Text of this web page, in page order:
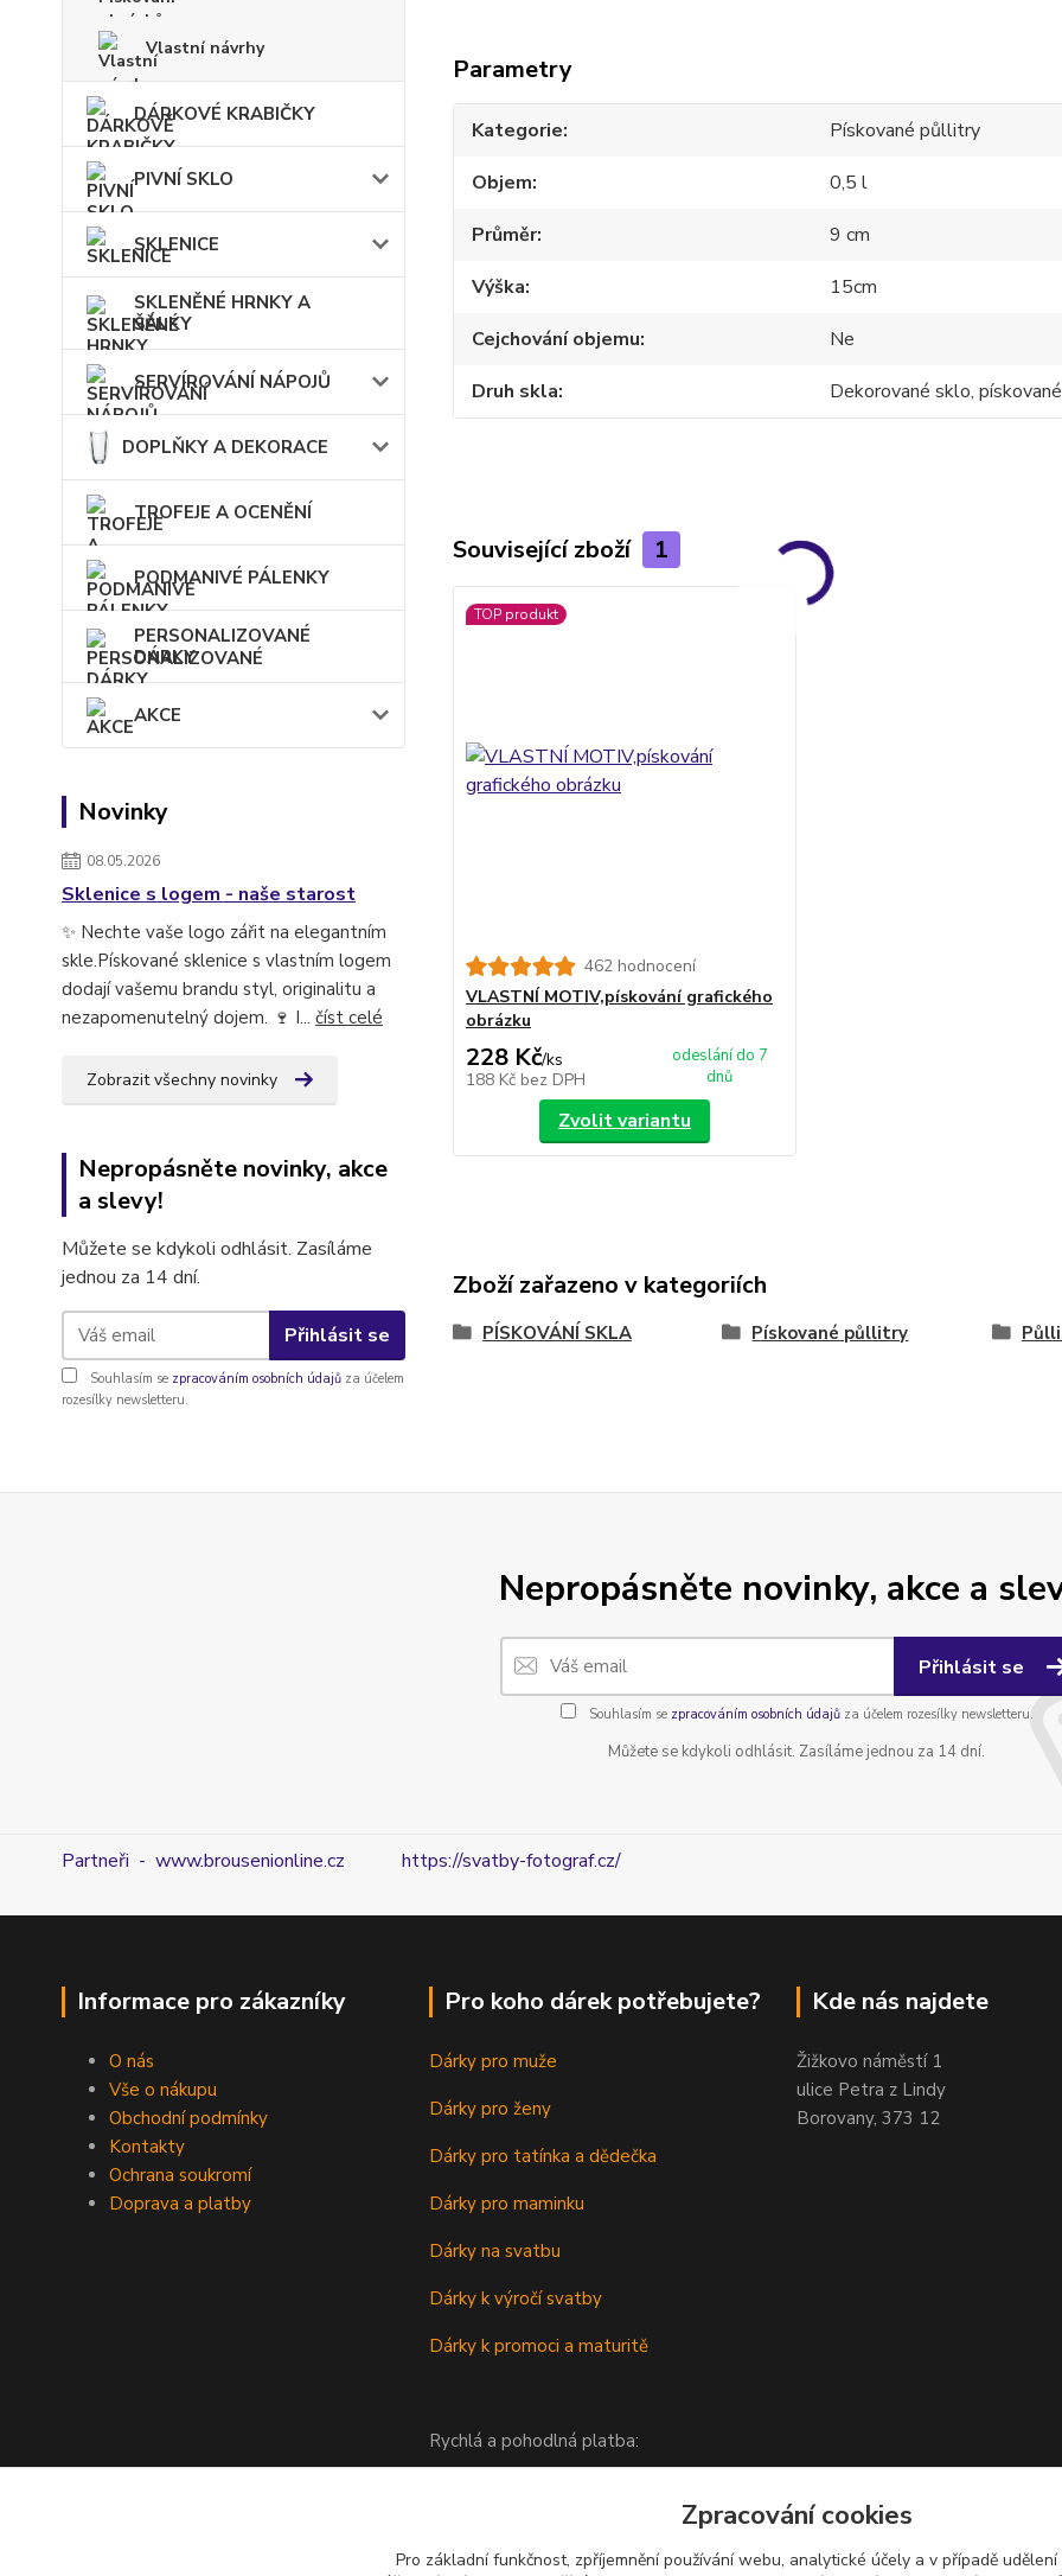
Vlastní návrhy
DÁRKOVÉ KRABIČKY
PIVNÍ SKLO
SKLENICE
SKLENĚNÉ HRNKY A
ŠÁLKY
SERVÍROVÁNÍ NÁPOJŮ
DOPLŇKY A DEKORACE
TROFEJE A OCENĚNÍ
PODMANIVÉ PÁLENKY
PERSONALIZOVANÉ
DÁRKY
AKCE
Novinky
08.05.2026
Sklenice s logem - naše starost
✨ Nechte vaše logo zářit na elegantním
skle.Pískované sklenice s vlastním logem
dodají vašemu brandu styl, originalitu a
nezapomenutelný dojem. 🍷 I... číst celé
Zobrazit všechny novinky
Nepropásněte novinky, akce
a slevy!
Můžete se kdykoli odhlásit. Zasíláme
jednou za 14 dní.
Přihlásit se
Souhlasím se zpracováním osobních údajů za účelem
rozesílky newsletteru.
Parametry
Kategorie
Pískované půllitry
Objem
0,5 l
Průměr
9 cm
Výška
15cm
Cejchování objemu
Ne
Druh skla
Dekorované sklo,
Související zboží 1
TOP produkt
462 hodnocení
VLASTNÍ MOTIV,pískování grafického
obrázku
228 Kč/ks
188 Kč bez DPH
odeslání do 7
dnů
Zvolit variantu
Zboží zařazeno v kategoriích
PÍSKOVÁNÍ SKLA Pískované půllitry
Nepropásněte novinky, akce a
Přihlásit se
Souhlasím se zpracováním osobních údajůza účelem rozesílky newsletteru.
Můžete se kdykoli odhlásit. Zasíláme jednou za 14 dní.
Partneři - www.brousenionline.cz https://svatby-fotograf.cz/
Informace pro zákazníky
O nás
Vše o nákupu
Obchodní podmínky
Kontakty
Ochrana soukromí
Doprava a platby
Pro koho dárek potřebujete?
Dárky pro muže
Dárky pro ženy
Dárky pro tatínka a dědečka
Dárky pro maminku
Dárky na svatbu
Dárky k výročí svatby
Dárky k promoci a maturitě
Rychlá a pohodlná platba:
Kde nás najdete
Žižkovo náměstí 1
ulice Petra z Lindy
Borovany, 373 12
Zpracování cookies
Pro základní funkčnost, zpříjemnění používání webu, analytické účely a v případě udělení